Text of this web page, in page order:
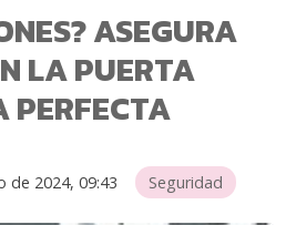
ASEGURA
LA PUERTA
PERFECTA
de 2024, 09:43 Seguridad